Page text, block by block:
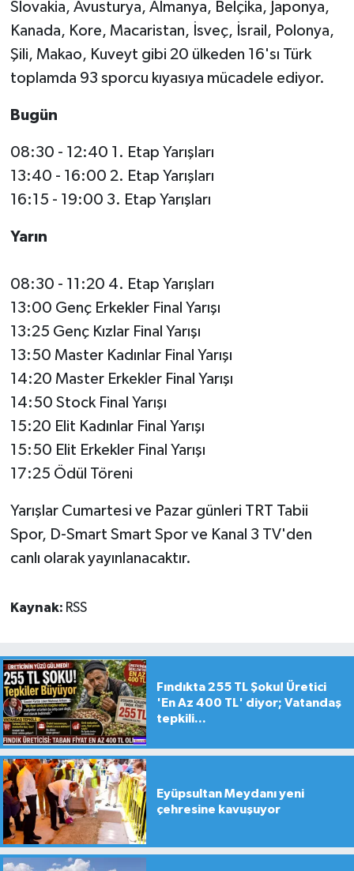
Slovakia, Avusturya, Almanya, Belçika, Japonya,
Kanada, Kore, Macaristan, İsveç, İsrail, Polonya,
Şili, Makao, Kuveyt gibi 20 ülkeden 16'sı Türk
toplamda 93 sporcu kıyasıya mücadele ediyor.
Bugün
08:30 - 12:40 1. Etap Yarışları
13:40 - 16:00 2. Etap Yarışları
16:15 - 19:00 3. Etap Yarışları
Yarın
08:30 - 11:20 4. Etap Yarışları
13:00 Genç Erkekler Final Yarışı
13:25 Genç Kızlar Final Yarışı
13:50 Master Kadınlar Final Yarışı
14:20 Master Erkekler Final Yarışı
14:50 Stock Final Yarışı
15:20 Elit Kadınlar Final Yarışı
15:50 Elit Erkekler Final Yarışı
17:25 Ödül Töreni
Yarışlar Cumartesi ve Pazar günleri TRT Tabii
Spor, D-Smart Smart Spor ve Kanal 3 TV'den
canlı olarak yayınlanacaktır.
Kaynak: RSS
Fındıkta 255 TL Şoku! Üretici
'En Az 400 TL' diyor; Vatandaş
tepkili...
Eyüpsultan Meydanı yeni
çehresine kavuşuyor